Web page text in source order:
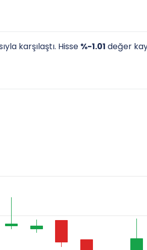
karşılaştı. Hisse %-1.01 değer